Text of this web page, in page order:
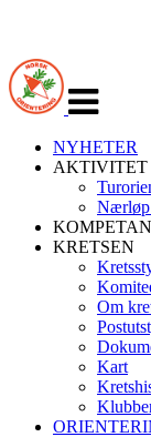
navigasjon
NYHETER
AKTIVITET
Nærløp
KRETSEN
Om
Kart